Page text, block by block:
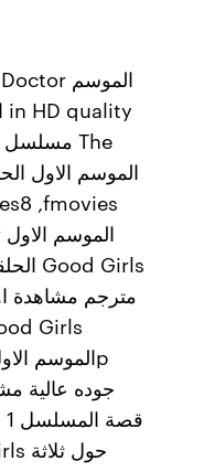
تدور قصة مسلسل Good Girls حول ثلاثة